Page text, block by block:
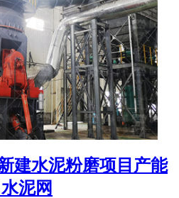
建水泥粉磨项目产能
泥网